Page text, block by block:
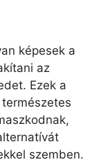
képesek a
az
Ezek a
szemben.